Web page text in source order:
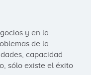
y en la
de la
capacidad
sólo existe el éxito